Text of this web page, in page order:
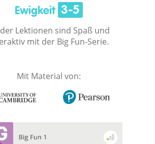
Ewigkeit 3-5
Lektionen sind Spaß und
mit der Big Fun-Serie.
Mit Material von: